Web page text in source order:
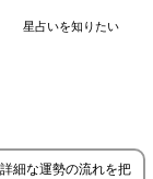
星占いを知りたい
細な運勢の流れを把